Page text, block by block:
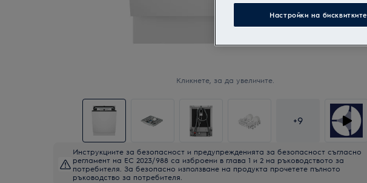
Кликнете, за да увеличите.
+9
Инструкциите за безопасност и предупрежденията за безопасност съгласно
регламент на ЕС 2023/988 са изброени в глава 1 и 2 на ръководството за
потребителя. За безопасно използване на продукта прочетете пълното
ръководство за потребителя.
Настройки на бисквитките